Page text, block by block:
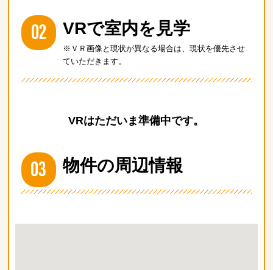
02 VRで室内を見学
※ＶＲ画像と現状が異なる場合は、現状を優先させ
ていただきます。
VRはただいま準備中です。
03 物件の周辺情報